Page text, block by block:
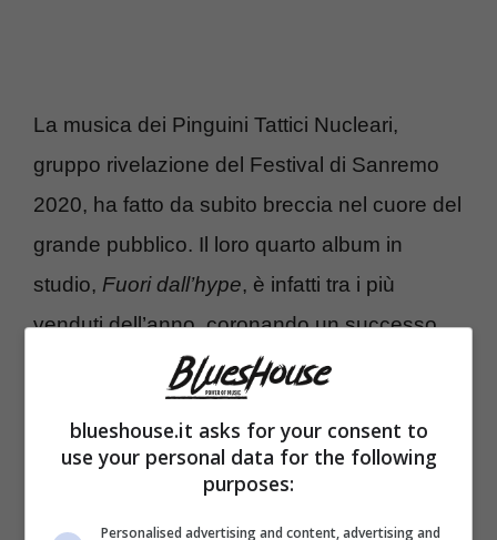
La musica dei Pinguini Tattici Nucleari,
gruppo rivelazione del Festival di Sanremo
2020, ha fatto da subito breccia nel cuore del
grande pubblico. Il loro quarto album in
studio, Fuori dall’hype, è infatti tra i più
venduti dell’anno, coronando un successo
arrivato fin da subito per il gruppo, fin dagli
J-Ax – ReAle
blueshouse.it asks for your consent to
use your personal data for the following
purposes:
Personalised advertising and content, advertising and